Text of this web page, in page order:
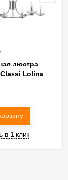
люстра
Lolina
в 1 клик